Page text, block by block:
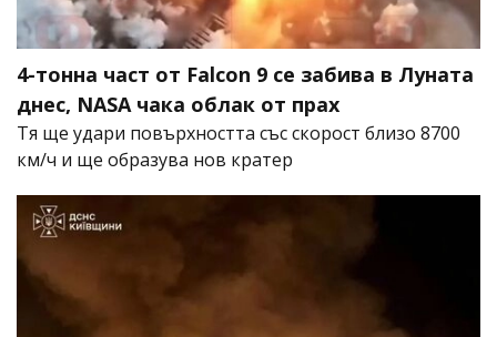
4-тонна част от Falcon 9 се забива в Луната
днес, NASA чака облак от прах
Тя ще удари повърхността със скорост близо 8700
км/ч и ще образува нов кратер